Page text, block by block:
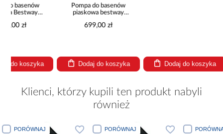
Pompa do basenów
piaskowa bestway
Dodaj do koszyka Dodaj do koszyka
Klienci, którzy kupili ten produkt nabyli
również
PORÓWNAJ PORÓWNAJ